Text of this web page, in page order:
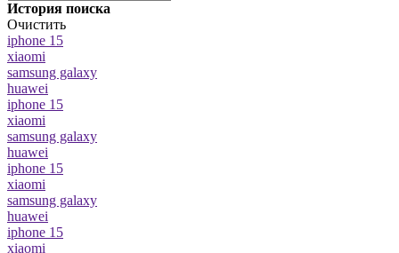
История поиска
Очистить
iphone 15
xiaomi
samsung galaxy
huawei
iphone 15
xiaomi
samsung galaxy
huawei
iphone 15
xiaomi
samsung galaxy
huawei
iphone 15
xiaomi